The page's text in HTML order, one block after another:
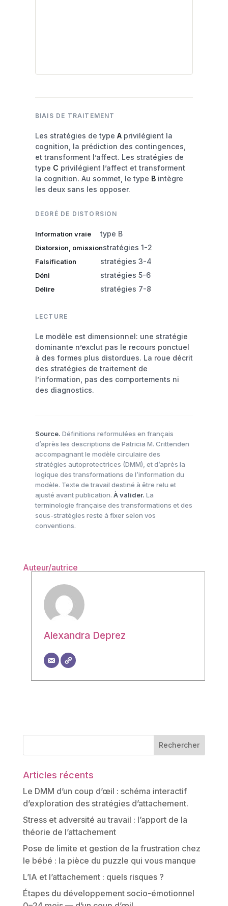
BIAIS DE TRAITEMENT
Les stratégies de type Aprivilégient la
cognition, la prédiction des contingences,
et transforment l’affect. Les stratégies de
type C privilégient l’affect et transforment
la cognition. Au sommet, le type Bintègre
les deux sans les opposer.
DEGRÉ DE DISTORSION
Information vraie type B
Distorsion, omissionstratégies 1-2
Falsification stratégies 3-4
Déni stratégies 5-6
Délire stratégies 7-8
LECTURE
Le modèle est dimensionnel: une stratégie
dominante n’exclut pas le recours ponctuel
à des formes plus distordues. La roue décrit
des stratégies de traitement de
l’information, pas des comportements ni
des diagnostics.
Source. Définitions reformulées en français
d’après les descriptions de Patricia M. Crittenden
accompagnant le modèle circulaire des
stratégies autoprotectrices (DMM), et d’après la
logique des transformations de l’information du
modèle. Texte de travail destiné à être relu et
ajusté avant publication. À valider. La
terminologie française des transformations et des
sous-stratégies reste à fixer selon vos
conventions.
Auteur/autrice
Alexandra Deprez
Articles récents
Le DMM d’un coup d’œil : schéma interactif
d’exploration des stratégies d’attachement.
Stress et adversité au travail : l’apport de la
théorie de l’attachement
Pose de limite et gestion de la frustration chez
le bébé : la pièce du puzzle qui vous manque
L’IA et l’attachement : quels risques ?
Étapes du développement socio-émotionnel